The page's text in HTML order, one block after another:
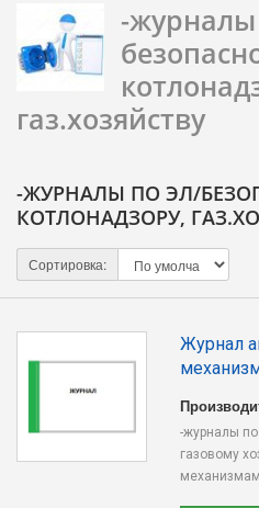
-
газ.хозяйству
-ЖУРНАЛЫ ПО ЭЛ/
КОТЛОНАДЗОРУ,
Сортировка:
Журнал
-журналы
газовому